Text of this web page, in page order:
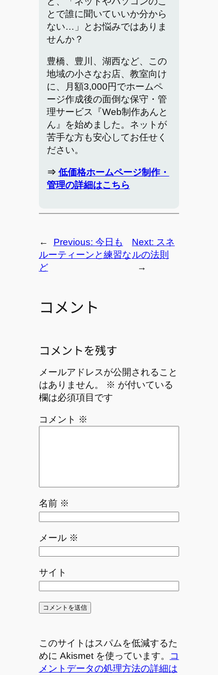
とで誰に聞いていいか分から
ない…」とお悩みではありま
せんか？
豊橋、豊川、湖西など、この
地域の小さなお店、教室向け
に、月額3,000円でホームペ
ージ作成後の面倒な保守・管
理サービス『Web制作あんと
ん』を始めました。ネットが
苦手な方も安心してお任せく
ださい。
⇒ 低価格ホームページ制作・
管理の詳細はこちら
← Previous: 今日も
ルーティーンと練習な
ど
Next: スネ
ルの法則
→
コメント
コメントを残す
メールアドレスが公開されること
はありません。
※ が付いている
欄は必須項目です
コメント ※
名前 ※
メール ※
サイト
このサイトはスパムを低減するた
めに Akismet を使っています。
コ
メントデータの処理方法の詳細は